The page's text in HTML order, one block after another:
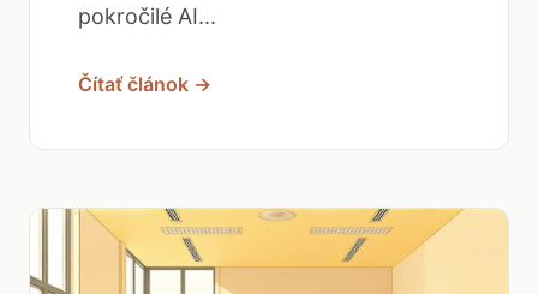
pokročilé AI...
Čítať článok →